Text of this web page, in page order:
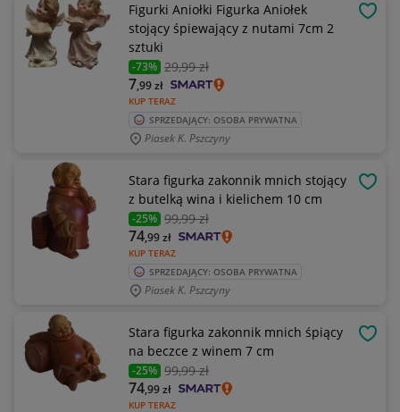
Figurki Aniołki Figurka Aniołek
stojący śpiewający z nutami 7cm 2
sztuki
-73% 29,99 zł
KUP TERAZ
7,99zł
SPRZEDAJĄCY: OSOBA PRYWATNA
Piasek K. Pszczyny
Stara figurka zakonnik mnich stojący
z butelką wina i kielichem 10 cm
-25% 99,99 zł
KUP TERAZ
74,99zł
SPRZEDAJĄCY: OSOBA PRYWATNA
Piasek K. Pszczyny
Stara figurka zakonnik mnich śpiący
na beczce z winem 7 cm
-25% 99,99 zł
KUP TERAZ
74,99zł